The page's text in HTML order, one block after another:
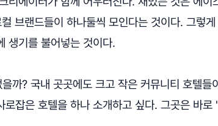
브랜드들이 하나둘씩 모인다는 것이다. 그렇
생기를 불어넣는 것이다.
까? 국내 곳곳에도 크고 작은 커뮤니티 호텔들
로잡은 호텔을 하나 소개하고 싶다. 그곳은 바로